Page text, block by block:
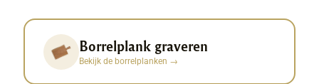
Borrelplank graveren
Bekijk de borrelplanken →